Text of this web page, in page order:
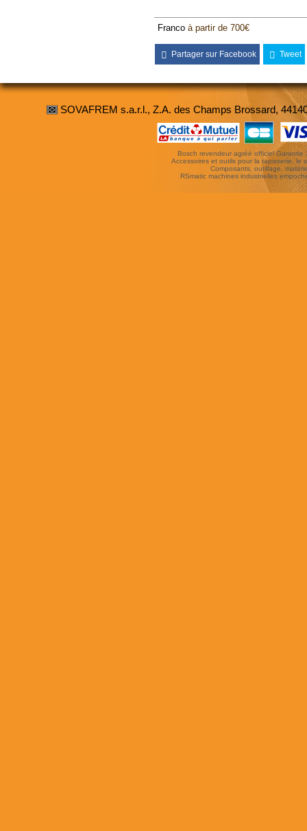
Franco à partir de 700€
Partager sur Facebook Tweet
SOVAFREM s.a.r.l., Z.A. des Champs Brossard,
Bosch revendeur agréé officiel Garantie
Accessoires et outils pour la tapisserie, le
Composants, outillage,
RSmatic machines industrielles